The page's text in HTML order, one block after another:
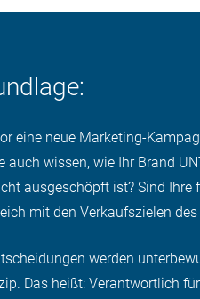
eine neue Marketing-
auch wissen, wie Ihr Brand
ausgeschöpft ist? Sind
mit den Verkaufszielen
werden
Das heißt: Verantwortlich